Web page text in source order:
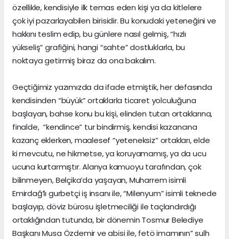
özellikle, kendisiyle ilk temas eden kişi ya da kitlelere
çok iyi pazarlayabilen birisidir. Bu konudaki yeteneğini ve
hakkını teslim edip, bu günlere nasıl gelmiş, “hızlı
yükseliş” grafiğini, hangi “sahte” dostluklarla, bu
noktaya getirmiş biraz da ona bakalım.
Geçtiğimiz yazımızda da ifade etmiştik, her defasında
kendisinden “büyük” ortaklarla ticaret yolculuğuna
başlayan, bahse konu bu kişi, elinden tutan ortaklarına,
finalde, “kendince” tur bindirmiş, kendisi kazancına
kazanç eklerken, maalesef “yeteneksiz” ortakları, elde
ki mevcutu, ne hikmetse, ya koruyamamış, ya da ucu
ucuna kurtarmıştır. Alanya kamuoyu tarafından, çok
bilinmeyen, Belçika’da yaşayan, Muharrem isimli
Emirdağ’lı gurbetçi iş insanı ile, “Milenyum” isimli teknede
başlayıp, döviz bürosu işletmeciliği ile taçlandırdığı
ortaklığından tutunda, bir dönemin Tosmur Belediye
Başkanı Musa Özdemir ve abisi ile, fetö imamının” sulh